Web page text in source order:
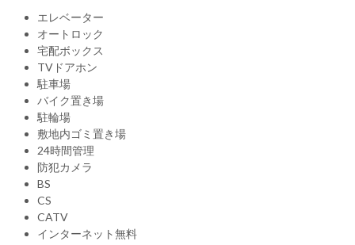
エレベーター
オートロック
宅配ボックス
TVドアホン
駐車場
バイク置き場
駐輪場
敷地内ゴミ置き場
24時間管理
防犯カメラ
BS
CS
CATV
インターネット無料